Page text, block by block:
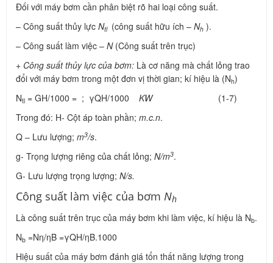
Đối với máy bơm cần phân biệt rõ hai loại công suất.
– Công suất thủy lực Ntl (công suất hữu ích – Nh ).
– Công suất làm việc – N(Công suất trên trục)
+ Công suất thủy lực của bơm: Là cơ năng mà chất lỏng trao
đổi với máy bơm trong một đơn vị thời gian; kí hiệu là (Nh)
Ntl = GH/1000 = ; γQH/1000 KW(1-7)
Trong đó: H- Cột áp toàn phần; m.c.n.
Q – Lưu lượng; m3/s.
g- Trọng lượng riêng của chất lỏng; N/m3.
G- Lưu lượng trọng lượng; N/s.
Công suất làm việc của bơm Nh
Là công suất trên trục của máy bơm khi làm việc, kí hiệu là Nb.
Nb =Nη/ηB =γQH/ηB.1000
Hiệu suất của máy bơm đánh giá tổn thất năng lượng trong